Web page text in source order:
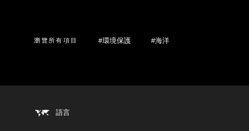
瀏覽所有項目 #環境保護 #海洋
語言